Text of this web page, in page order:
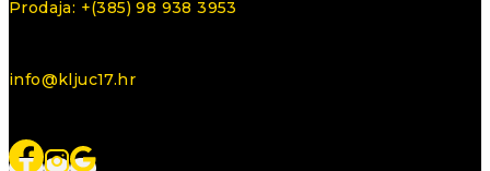
Prodaja: +(385) 98 938 3953
info@kljuc17.hr